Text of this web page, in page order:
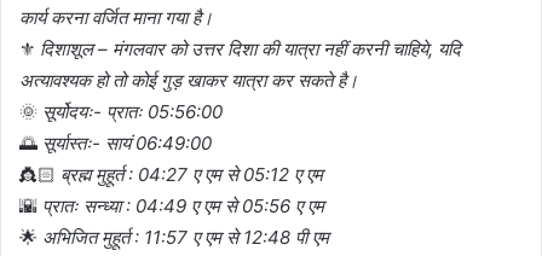
कार्य करना वर्जित माना गया है।
⚜️ दिशाशूल – मंगलवार को उत्तर दिशा की यात्रा नहीं करनी चाहिये, यदि
अत्यावश्यक हो तो कोई गुड़ खाकर यात्रा कर सकते है।
🌞 सूर्योदयः- प्रातः 05:56:00
🌅 सूर्यास्तः- सायं 06:49:00
👸🏻 ब्रह्म मुहूर्त : 04:27 ए एम से 05:12 ए एम
🌇 प्रातः सन्ध्या : 04:49 ए एम से 05:56 ए एम
🌟 अभिजित मुहूर्त : 11:57 ए एम से 12:48 पी एम